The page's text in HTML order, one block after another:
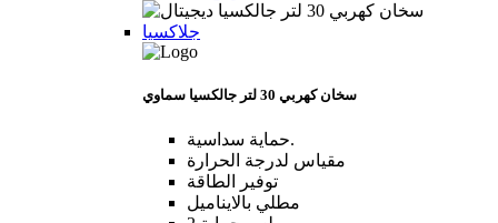
جلاكسيا
سخان كهربي 30 لتر جالكسيا سماوي
حماية سداسية.
مقياس لدرجة الحرارة
توفير الطاقة
مطلي بالايناميل